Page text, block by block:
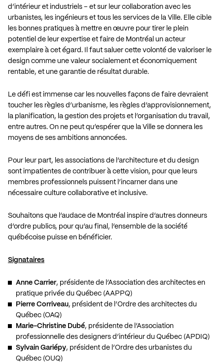
d’intérieur et industriels – et sur leur collaboration avec les
urbanistes, les ingénieurs et tous les services de la Ville. Elle cible
les bonnes pratiques à mettre en œuvre pour tirer le plein
potentiel de leur expertise et faire de Montréal un acteur
exemplaire à cet égard. Il faut saluer cette volonté de valoriser le
design comme une valeur socialement et économiquement
rentable, et une garantie de résultat durable.
Le défi est immense car les nouvelles façons de faire devraient
toucher les règles d’urbanisme, les règles d’approvisionnement,
la planification, la gestion des projets et l’organisation du travail,
entre autres. On ne peut qu’espérer que la Ville se donnera les
moyens de ses ambitions annoncées.
Pour leur part, les associations de l’architecture et du design
sont impatientes de contribuer à cette vision, pour que leurs
membres professionnels puissent l’incarner dans une
nécessaire culture collaborative et inclusive.
Souhaitons que l’audace de Montréal inspire d’autres donneurs
d’ordre publics, pour qu’au final, l’ensemble de la société
québécoise puisse en bénéficier.
Signataires
Anne Carrier, présidente de l’Association des architectes en
pratique privée du Québec (AAPPQ)
Pierre Corriveau, président de l’Ordre des architectes du
Québec (OAQ)
Marie-Christine Dubé, présidente de l’Association
professionnelle des designers d’intérieur du Québec (APDIQ)
Sylvain Gariépy, président de l’Ordre des urbanistes du
Québec (OUQ)